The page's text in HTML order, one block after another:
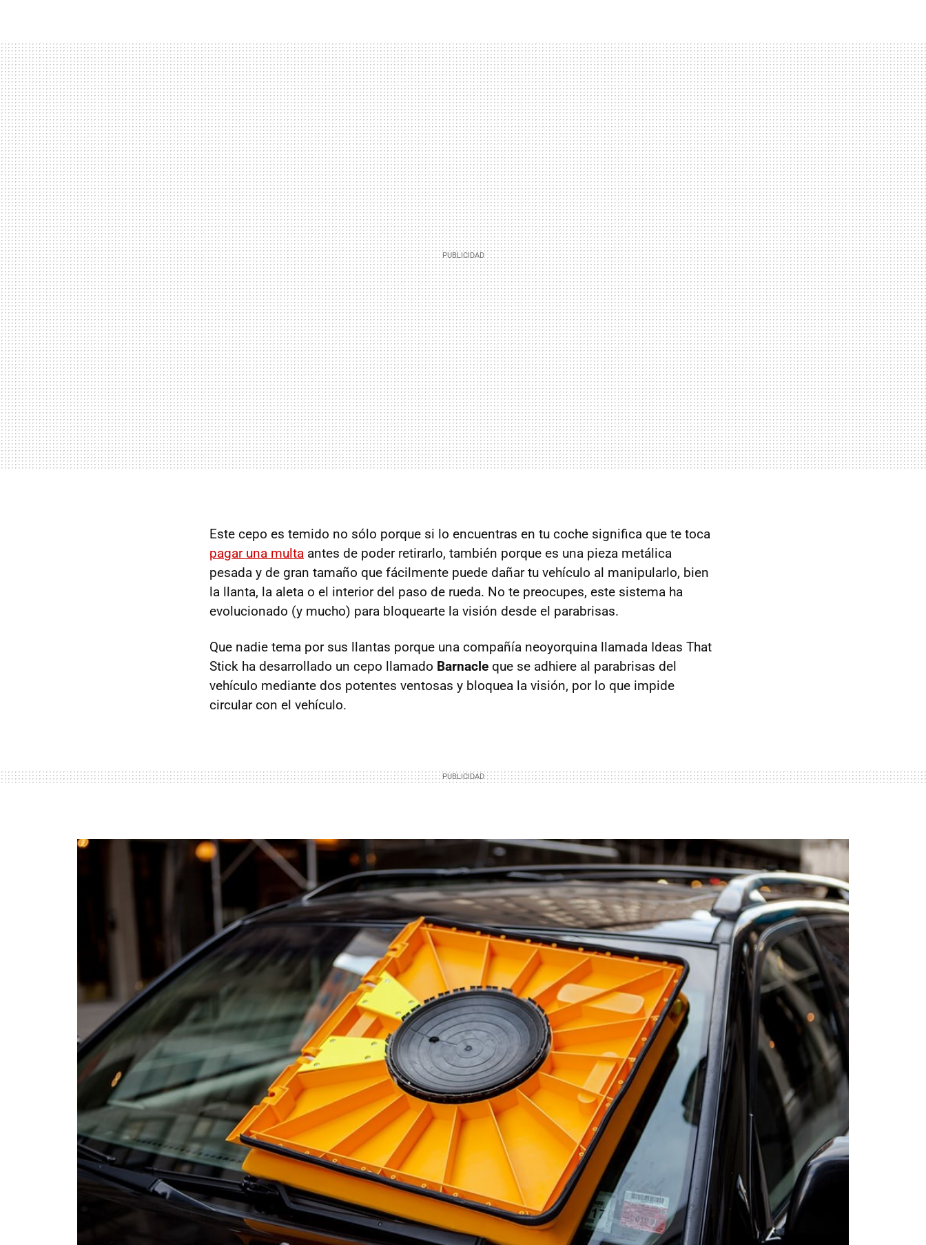
Este cepo es temido no sólo porque si lo encuentras en tu coche significa que te toca
pagar una multa antes de poder retirarlo, también porque es una pieza metálica
pesada y de gran tamaño que fácilmente puede dañar tu vehículo al manipularlo, bien
la llanta, la aleta o el interior del paso de rueda. No te preocupes, este sistema ha
evolucionado (y mucho) para bloquearte la visión desde el parabrisas.
Que nadie tema por sus llantas porque una compañía neoyorquina llamada Ideas That
Stick ha desarrollado un cepo llamado Barnacle que se adhiere al parabrisas del
vehículo mediante dos potentes ventosas y bloquea la visión, por lo que impide
circular con el vehículo.